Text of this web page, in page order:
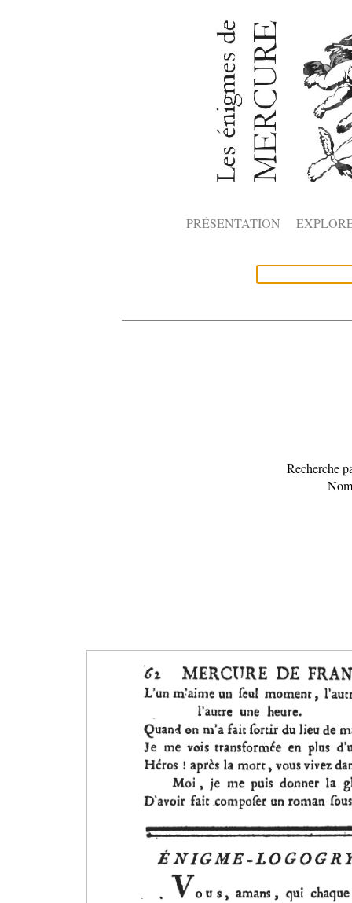
PRÉSENTATION
Recherche